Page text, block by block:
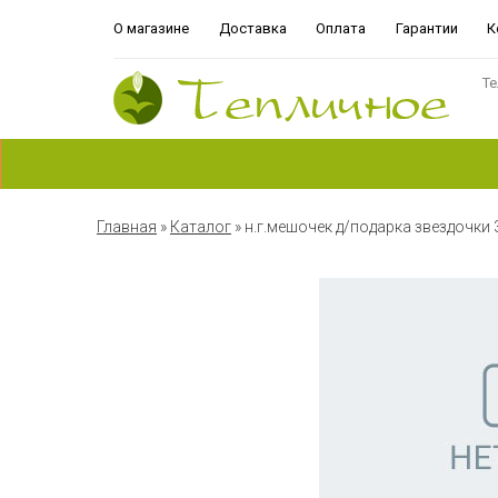
О магазине Доставка Оплата Гарантии
Главная » Каталог » н.г.мешочек д/подарка звездочки